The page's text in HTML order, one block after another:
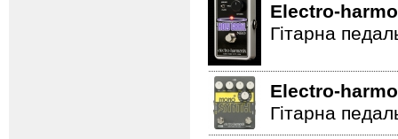
Electro-
Гітарна
Electro-
Гітарна